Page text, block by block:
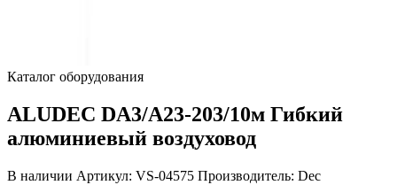
Каталог оборудования
ALUDEC DA3/A23-203/10м Гибкий
алюминиевый воздуховод
В наличии Артикул: VS-04575 Производитель: Dec